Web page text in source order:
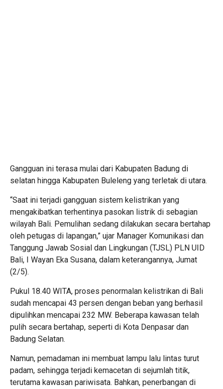
Gangguan ini terasa mulai dari Kabupaten Badung di
selatan hingga Kabupaten Buleleng yang terletak di utara.
“Saat ini terjadi gangguan sistem kelistrikan yang
mengakibatkan terhentinya pasokan listrik di sebagian
wilayah Bali. Pemulihan sedang dilakukan secara bertahap
oleh petugas di lapangan,” ujar Manager Komunikasi dan
Tanggung Jawab Sosial dan Lingkungan (TJSL) PLN UID
Bali, I Wayan Eka Susana, dalam keterangannya, Jumat
(2/5).
Pukul 18.40 WITA, proses penormalan kelistrikan di Bali
sudah mencapai 43 persen dengan beban yang berhasil
dipulihkan mencapai 232 MW. Beberapa kawasan telah
pulih secara bertahap, seperti di Kota Denpasar dan
Badung Selatan.
Namun, pemadaman ini membuat lampu lalu lintas turut
padam, sehingga terjadi kemacetan di sejumlah titik,
terutama kawasan pariwisata. Bahkan, penerbangan di